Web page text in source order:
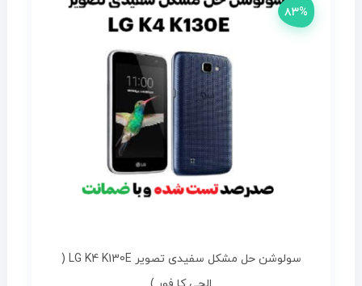
۸۳%
سولوشن حل مشکل سفیدی تصویر LG K4 K130E (